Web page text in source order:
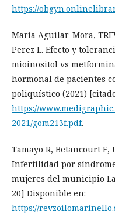
https://
María Aguilar-Mora,
Perez L. Efecto y
mioinositol vs
hormonal de pacientes
poliquístico (2021)
https://
2021/gom213f.pdf.
Tamayo R, Betancourt
Infertilidad por
mujeres del municipio
20] Disponible en:
https://